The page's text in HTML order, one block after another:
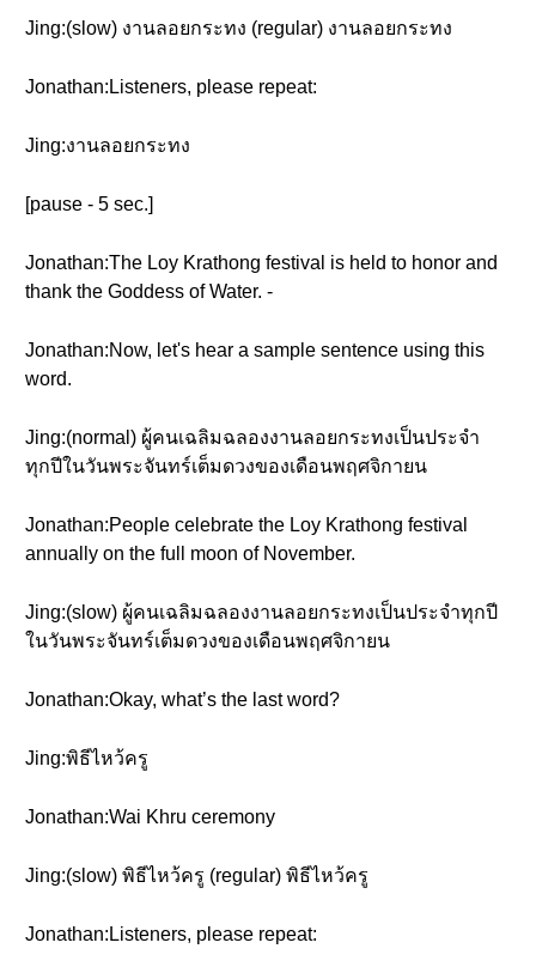
Jing:(slow) งานลอยกระทง (regular) งานลอยกระทง
Jonathan:Listeners, please repeat:
Jing:งานลอยกระทง
[pause - 5 sec.]
Jonathan:The Loy Krathong festival is held to honor and
thank the Goddess of Water. -
Jonathan:Now, let's hear a sample sentence using this
word.
Jing:(normal) ผู้คนเฉลิมฉลองงานลอยกระทงเป็นประจำ
ทุกปีในวันพระจันทร์เต็มดวงของเดือนพฤศจิกายน
Jonathan:People celebrate the Loy Krathong festival
annually on the full moon of November.
Jing:(slow) ผู้คนเฉลิมฉลองงานลอยกระทงเป็นประจำทุกปี
ในวันพระจันทร์เต็มดวงของเดือนพฤศจิกายน
Jonathan:Okay, what’s the last word?
Jing:พิธีไหว้ครู
Jonathan:Wai Khru ceremony
Jing:(slow) พิธีไหว้ครู (regular) พิธีไหว้ครู
Jonathan:Listeners, please repeat: